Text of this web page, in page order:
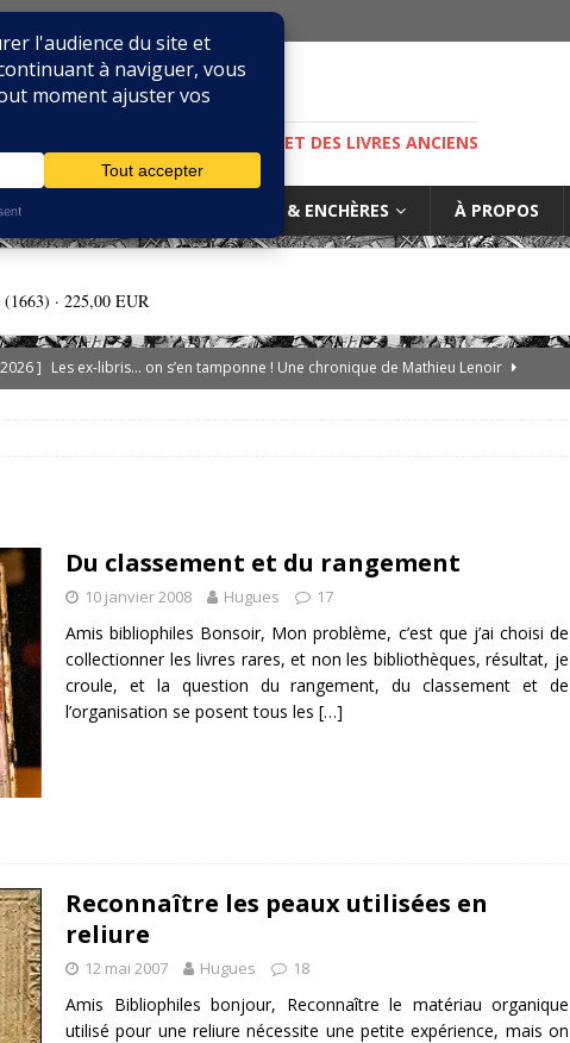
BIBLIOPHILES, DE LA BIBLIOPHILIE ET DES LIVRES ANCIENS
& RELIURES MARCHÉ & ENCHÈRES À PROPOS
(1663) ·225,00 EUR
] Les ex-libris… on s’en tamponne ! Une chronique de Mathieu Lenoir
DIVERS
]
Portrait de relieur : Charles Meunier (1866-1948), « une reliure par jour »!
Du classement et du rangement
10 janvier 2008 Hugues 17
Amis bibliophiles Bonsoir, Mon problème, c’est que j’ai choisi de
collectionner les livres rares, et non les bibliothèques, résultat, je
croule, et la question du rangement, du classement et de
l’organisation se posent tous les […]
Reconnaître les peaux utilisées en
reliure
12 mai 2007 Hugues 18
Amis Bibliophiles bonjour, Reconnaître le matériau organique
utilisé pour une reliure nécessite une petite expérience, mais on